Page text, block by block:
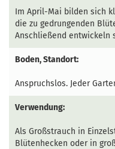
Im April-Mai bilden sich
die zu gedrungenden
Anschließend entwickeln
Boden, Standort:
Anspruchslos. Jeder
Verwendung:
Als Großstrauch in
Blütenhecken oder in